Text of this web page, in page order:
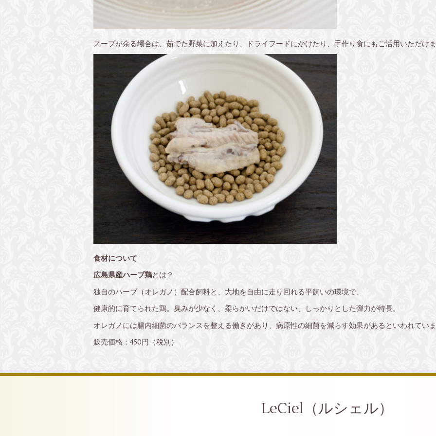
スープが余る場合は、茹でた野菜に加えたり、ドライフードにかけたり、手作り食にもご活用いただけ
食材について
広島県産ハーブ鶏とは？
独自のハーブ（オレガノ）配合飼料と、大地を自由に走り回れる平飼いの環境で、
健康的に育てられた鶏。臭みが少なく、柔らかいだけではない、しっかりとした弾力が特長。
オレガノには腸内細菌のバランスを整える働きがあり、病原性の細菌を減らす効果があるといわれてい
販売価格：450円（税別）
LeCiel（ルシェル）